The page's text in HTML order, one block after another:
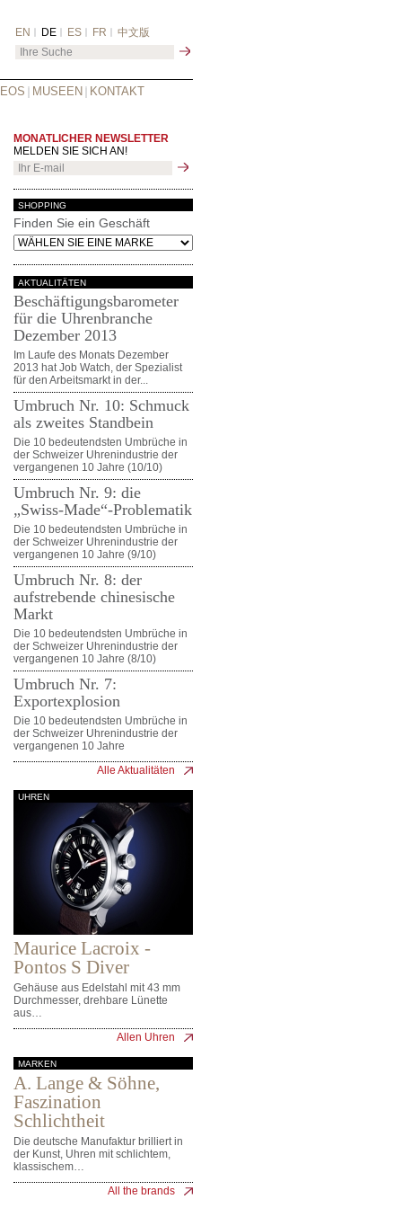
EN DE ES FR 中文版
MUSEEN KONTAKT
MONATLICHER NEWSLETTER
MELDEN SIE SICH AN!
SHOPPING
Finden Sie ein Geschäft
AKTUALITÄTEN
Beschäftigungsbarometer
für die Uhrenbranche
Dezember 2013
Im Laufe des Monats Dezember
2013 hat Job Watch, der Spezialist
für den Arbeitsmarkt in der...
Umbruch Nr. 10: Schmuck
als zweites Standbein
Die 10 bedeutendsten Umbrüche in
der Schweizer Uhrenindustrie der
vergangenen 10 Jahre (10/10)
Umbruch Nr. 9: die
„Swiss-Made“-Problematik
Die 10 bedeutendsten Umbrüche in
der Schweizer Uhrenindustrie der
vergangenen 10 Jahre (9/10)
Umbruch Nr. 8: der
aufstrebende chinesische
Markt
Die 10 bedeutendsten Umbrüche in
der Schweizer Uhrenindustrie der
vergangenen 10 Jahre (8/10)
Umbruch Nr. 7:
Exportexplosion
Die 10 bedeutendsten Umbrüche in
der Schweizer Uhrenindustrie der
vergangenen 10 Jahre
Alle Aktualitäten
UHREN
Maurice Lacroix -
Pontos S Diver
Gehäuse aus Edelstahl mit 43 mm
Durchmesser, drehbare Lünette
aus…
Allen Uhren
MARKEN
A. Lange & Söhne,
Faszination
Schlichtheit
Die deutsche Manufaktur brilliert in
der Kunst, Uhren mit schlichtem,
klassischem…
All the brands